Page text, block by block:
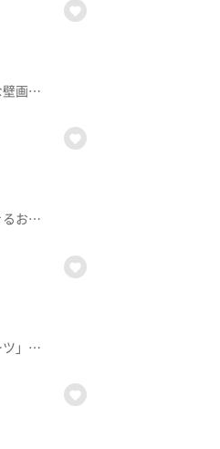
最上地域を中心に活躍している絵本作家・ラーワーちひろさん。絵本づくりのほか、巨大な壁画も手掛けるラーワーさんに絵本に込める子どもたちへの思いや活動のルーツを聞きました。2025年11月19日（水）放送
寒くなり、ラーメンが恋しい季節がやってきました！麺好きにはたまらない○○体験ができるお店を紹介します。2025年11月5日（水）放送
スポーツの秋！にちなんで、２つのスポーツを掛け合わせた新感覚の「ハイブリッドスポーツ」を紹介します。子どもから大人まで誰でも楽しめます！2025年10月8日（水）放送